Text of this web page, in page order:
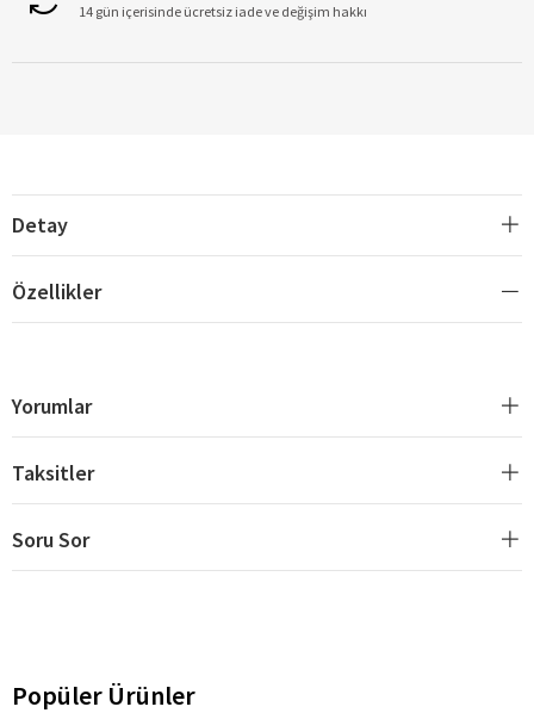
14 gün içerisinde ücretsiz iade ve değişim hakkı
Detay
Özellikler
Yorumlar
Taksitler
Soru Sor
Popüler Ürünler